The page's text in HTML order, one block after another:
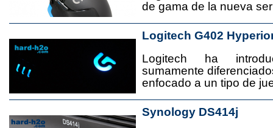
de gama de la nueva
Logitech G402
Logitech ha
sumamente
enfocado a un tipo de
Synology DS414j